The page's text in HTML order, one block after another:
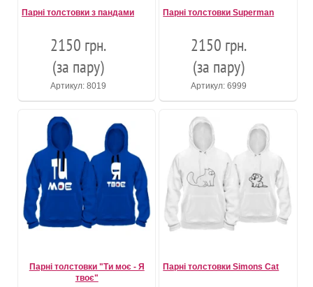
Парні толстовки з пандами
2150 грн.
(за пару)
Артикул: 8019
Парні толстовки Superman
2150 грн.
(за пару)
Артикул: 6999
Парні толстовки "Ти моє - Я
твоє"
Парні толстовки Simons Cat